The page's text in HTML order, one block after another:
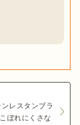
レスタンブラ
ぼれにくさな